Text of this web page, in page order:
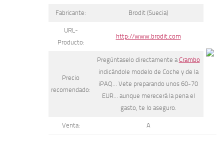
Fabricante: Brodit (Suecia)
URL-
Producto:
http://www.brodit.com
Precio
recomendado:
Pregúntaselo directamente aCrambo
indicándole modelo de Coche y de la
iPAQ… Vete preparando unos 60-70
EUR… aunque merecerá la pena el
gasto, te lo aseguro.
Venta: A